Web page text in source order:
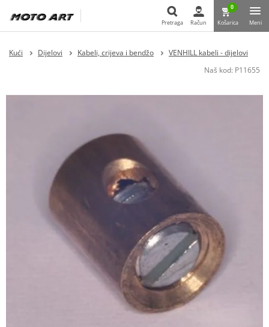
Pretraga
Pretraga Račun
0
Košarica Meni
Kući Dijelovi Kabeli, crijeva i bendžo
VENHILL kabeli - dijelovi
Naš kod: P11655